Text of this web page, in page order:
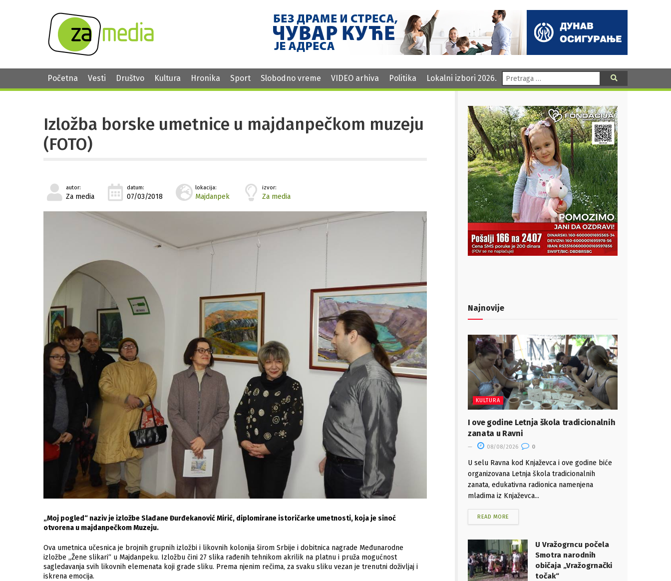
Početna Vesti Društvo Kultura Hronika Sport Slobodno vreme VIDEO arhiva Politika Lokalni izbori 2026. Pretraga:
Izložba borske umetnice u majdanpečkom muzeju
(FOTO)
autor:
Za media
datum:
07/03/2018
lokacija:
Majdanpek
izvor:
Za media
„Moj pogled“ naziv je izložbe Slađane Đurđekanović Mirić, diplomirane istoričarke umetnosti, koja je sinoć
otvorena u majdanpečkom Muzeju.
Ova umetnica učesnica je brojnih grupnih izložbi i likovnih kolonija širom Srbije i dobitnica nagrade Međunarodne
izložbe „Žene slikari“ u Majdanpeku. Izložbu čini 27 slika rađenih tehnikom akrilik na platnu i pruža mogućnost
sagledavanja svih likovnih elemenata koji grade sliku. Prema njenim rečima, za svaku sliku vezan je trenutni doživljaj i
iskrena emocija.
Najnovije
KULTURA
I ove godine Letnja škola tradicionalnih
zanata u Ravni
08/08/2026 0
U selu Ravna kod Knjaževca i ove godine biće
organizovana Letnja škola tradicionalnih
zanata, edukativna radionica namenjena
mladima iz Knjaževca...
READ MORE
U Vražogrncu počela
Smotra narodnih
običaja „Vražogrnački
točak“